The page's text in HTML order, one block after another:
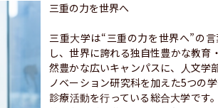
三重の力を世界へ
三重大学は“三重の力を世界へ”の
し、世界に誇れる独自性豊かな教
然豊かな広いキャンパスに、人文学
ノベーション研究科を加えた5つの
診療活動を行っている総合大学です